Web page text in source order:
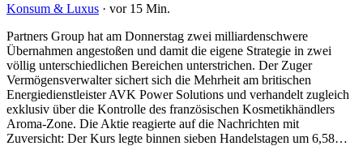
Konsum & Luxus · vor 15 Min.
Partners Group hat am Donnerstag zwei milliardenschwere
Übernahmen angestoßen und damit die eigene Strategie in zwei
völlig unterschiedlichen Bereichen unterstrichen. Der Zuger
Vermögensverwalter sichert sich die Mehrheit am britischen
Energiedienstleister AVK Power Solutions und verhandelt zugleich
exklusiv über die Kontrolle des französischen Kosmetikhändlers
Aroma-Zone. Die Aktie reagierte auf die Nachrichten mit
Zuversicht: Der Kurs legte binnen sieben Handelstagen um 6,58…